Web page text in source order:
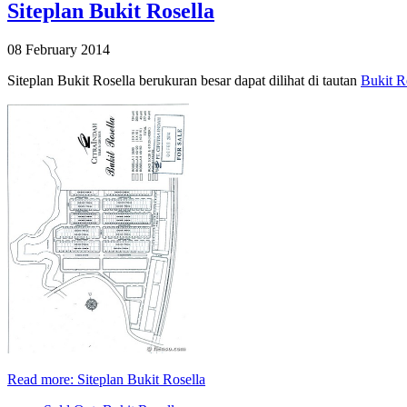
Siteplan Bukit Rosella
08 February 2014
Siteplan Bukit Rosella berukuran besar dapat dilihat di tautan Bukit
Read more: Siteplan Bukit Rosella